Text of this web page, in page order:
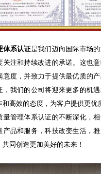
体系认证是我们迈向国际市场
关注和持续改进的承诺。这也
意度，并致力于提供最优质的
，我们的公司将迎来更多的机
高效的态度，为客户提供更优
量管理体系认证的不断深化，
产品和服务，科技改变生活，
同创造更加美好的未来！